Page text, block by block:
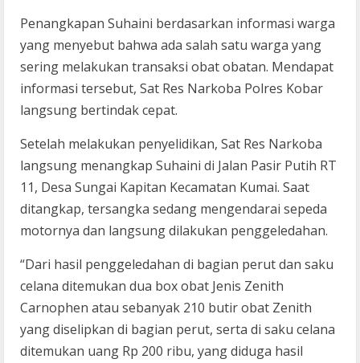
Penangkapan Suhaini berdasarkan informasi warga
yang menyebut bahwa ada salah satu warga yang
sering melakukan transaksi obat obatan. Mendapat
informasi tersebut, Sat Res Narkoba Polres Kobar
langsung bertindak cepat.
Setelah melakukan penyelidikan, Sat Res Narkoba
langsung menangkap Suhaini di Jalan Pasir Putih RT
11, Desa Sungai Kapitan Kecamatan Kumai. Saat
ditangkap, tersangka sedang mengendarai sepeda
motornya dan langsung dilakukan penggeledahan.
“Dari hasil penggeledahan di bagian perut dan saku
celana ditemukan dua box obat Jenis Zenith
Carnophen atau sebanyak 210 butir obat Zenith
yang diselipkan di bagian perut, serta di saku celana
ditemukan uang Rp 200 ribu, yang diduga hasil